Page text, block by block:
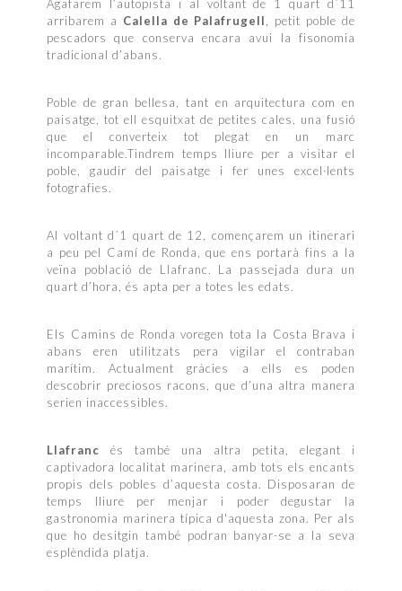
Agafarem l’autopista i al voltant de 1 quart d´11
arribarem a Calella de Palafrugell
, petit poble de
pescadors que conserva encara avui la fisonomia
tradicional d’abans.
Poble de gran bellesa, tant en arquitectura com en
paisatge, tot ell esquitxat de petites cales, una fusió
que el converteix tot plegat en un marc
incomparable.Tindrem temps lliure per a visitar el
poble, gaudir del paisatge i fer unes excel·lents
fotografies.
Al voltant d´1 quart de 12, començarem un itinerari
a peu pel Camí de Ronda, que ens portarà fins a la
veïna població de Llafranc. La passejada dura un
quart d’hora, és apta per a totes les edats.
Els Camins de Ronda voregen tota la Costa Brava i
abans eren utilitzats pera vigilar el contraban
marítim. Actualment gràcies a ells es poden
descobrir preciosos racons, que d’una altra manera
serien inaccessibles.
Llafranc és també una altra petita, elegant i
captivadora localitat marinera, amb tots els encants
propis dels pobles d’aquesta costa. Disposaran de
temps lliure per menjar i poder degustar la
gastronomia marinera típica d'aquesta zona. Per als
que ho desitgin també podran banyar-se a la seva
esplèndida platja.